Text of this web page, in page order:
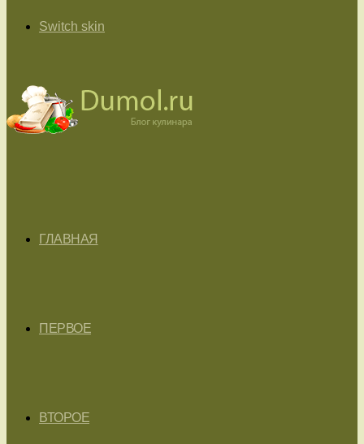
Switch skin
ГЛАВНАЯ
ПЕРВОЕ
ВТОРОЕ